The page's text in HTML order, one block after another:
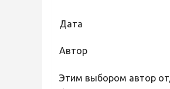
Дата
Автор
Этим выбором автор